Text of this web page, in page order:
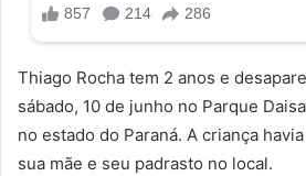
Thiago Rocha tem 2 anos e
sábado, 10 de junho no Parque
no estado do Paraná. A criança
sua mãe e seu padrasto no local.